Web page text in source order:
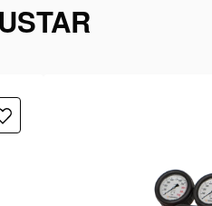
Añadir
a